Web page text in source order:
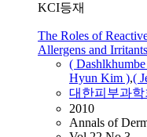
KCI등재
The Roles of
Allergens and
( Dashlkhumbe
Hyun Kim ),(
대한피부과학
2010
Annals of